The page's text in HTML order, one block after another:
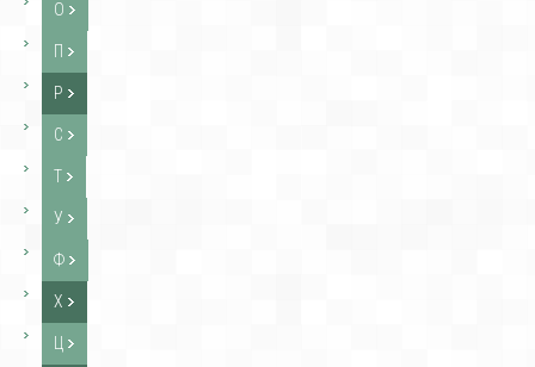
О
П
Р
С
Т
У
Ф
Х